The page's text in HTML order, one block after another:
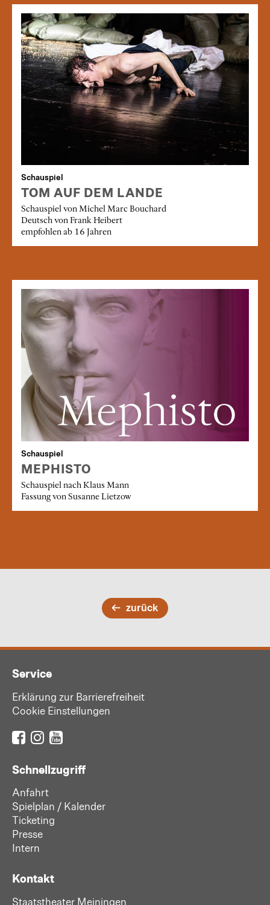
Schauspiel
TOM AUF DEM LANDE
Schauspiel von Michel Marc Bouchard
Deutsch von Frank Heibert
empfohlen ab 16 Jahren
Schauspiel
MEPHISTO
Schauspiel nach Klaus Mann
Fassung von Susanne Lietzow
zurück
Service
Erklärung zur Barrierefreiheit
Cookie Einstellungen
Schnellzugriff
Anfahrt
Spielplan / Kalender
Ticketing
Presse
Intern
Kontakt
Staatstheater Meiningen